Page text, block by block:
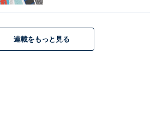
大、2位 慶應義塾大、1位は？
校生に聞いた「大学認知度」ランキン
2位 早稲田大、1位は？
連載をもっと見る